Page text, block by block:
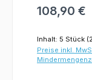
108,90 €
Inhalt: 5 Stück
Preise inkl.